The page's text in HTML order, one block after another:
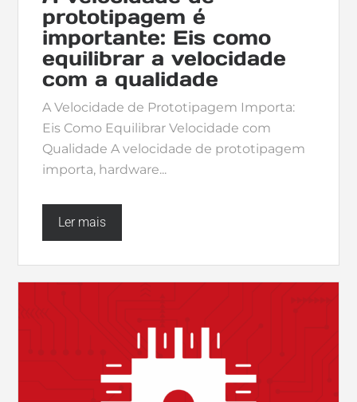
prototipagem é
importante: Eis como
equilibrar a velocidade
com a qualidade
A Velocidade de Prototipagem Importa:
Eis Como Equilibrar Velocidade com
Qualidade A velocidade de prototipagem
importa, hardware...
Ler mais